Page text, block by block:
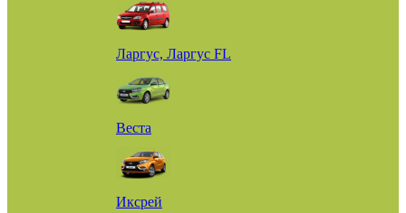
Ларгус, Ларгус FL
Веста
Иксрей